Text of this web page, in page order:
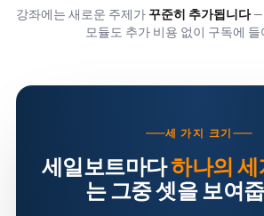
강좌에는 새로운 주제가 꾸준히 추가됩니다—
모듈도 추가 비용 없이 구독에 들
세 가지 크기
세일보트마다하나의 세
는 그중 셋을 보여